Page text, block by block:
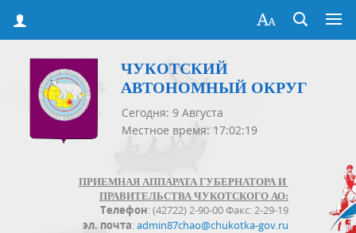
ЧУКОТСКИЙ
АВТОНОМНЫЙ ОКРУГ
Сегодня: 9 Августа
Местное время: 17:02:19
ПРИЕМНАЯ АППАРАТА ГУБЕРНАТОРА И
ПРАВИТЕЛЬСТВА ЧУКОТСКОГО АО:
Телефон: (42722) 2-90-00 Факс: 2-29-19
эл. почта:admin87chao@chukotka-gov.ru